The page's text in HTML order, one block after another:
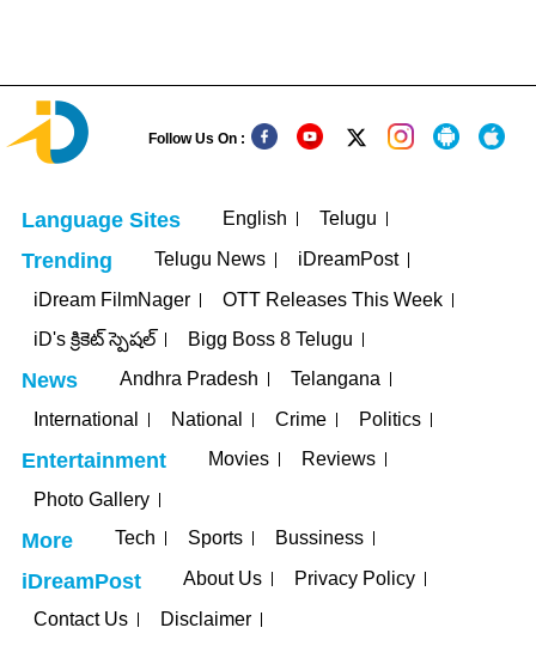
Follow Us On :
Language Sites English Telugu
Trending Telugu News
iDreamPost
iDream FilmNager
OTT Releases This Week
iD's క్రికెట్ స్పెషల్
Bigg Boss 8 Telugu
News Andhra Pradesh
Telangana
International
National Crime Politics
Entertainment Movies
Reviews
Photo Gallery
More Tech Sports Bussiness
iDreamPost About Us
Privacy Policy
Contact Us
Disclaimer